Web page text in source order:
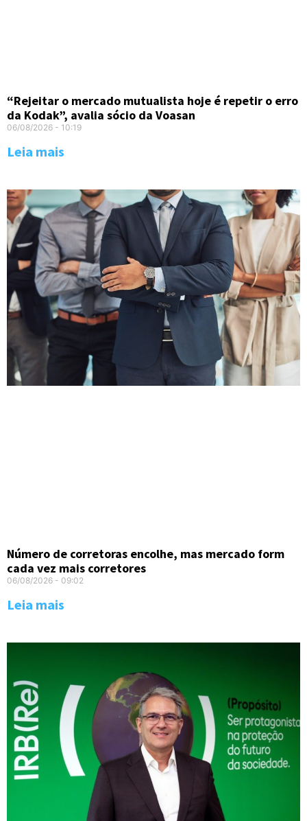
“Rejeitar o mercado mutualista hoje é repetir o erro
da Kodak”, avalia sócio da Voasan
06/08/2026 10:19
Leia mais
Número de corretoras encolhe, mas mercado form
cada vez mais corretores
06/08/2026 09:02
Leia mais